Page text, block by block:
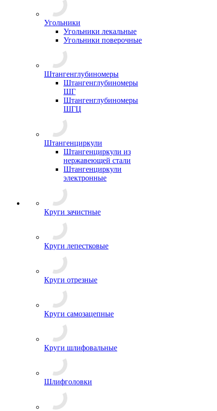
Угольники
Угольники лекальные
Угольники поверочные
Штангенглубиномеры
Штангенглубиномеры
ШГ
Штангенглубиномеры
ШГЦ
Штангенциркули
Штангенциркули из
нержавеющей стали
Штангенциркули
электронные
Круги зачистные
Круги лепестковые
Круги отрезные
Круги самозацепные
Круги шлифовальные
Шлифголовки